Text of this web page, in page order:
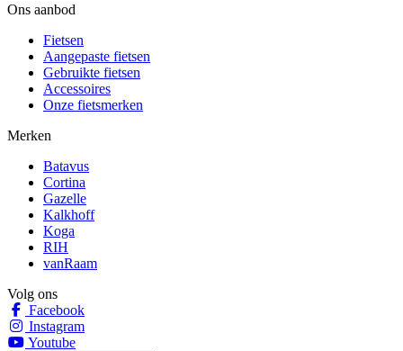
Ons aanbod
Fietsen
Aangepaste fietsen
Gebruikte fietsen
Accessoires
Onze fietsmerken
Merken
Batavus
Cortina
Gazelle
Kalkhoff
Koga
RIH
vanRaam
Volg ons
Facebook
Instagram
Youtube